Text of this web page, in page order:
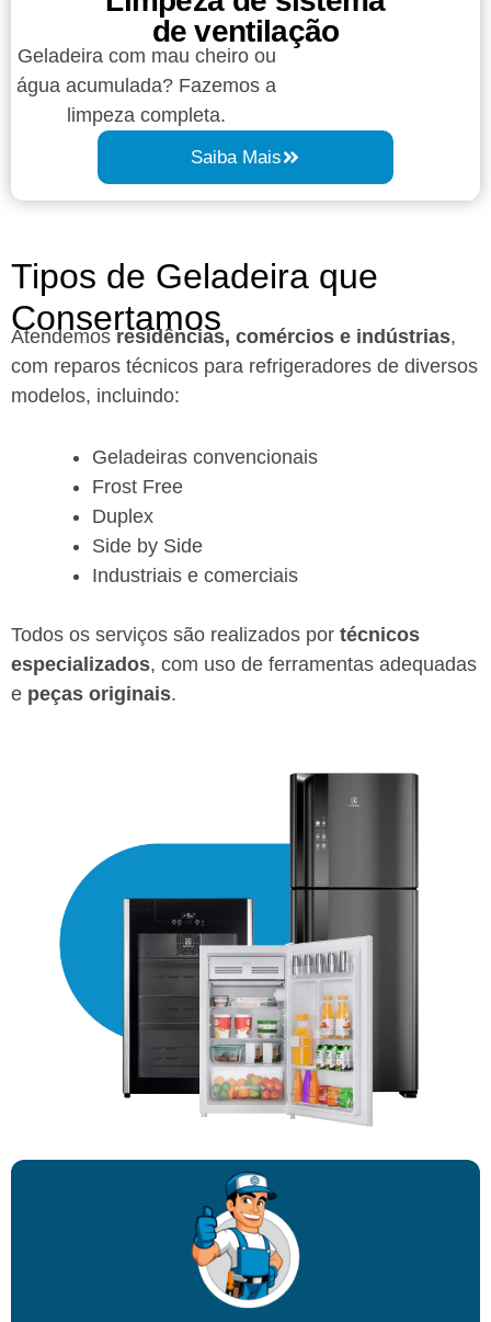
de ventilação
Geladeira com mau cheiro ou
água acumulada? Fazemos a
limpeza completa.
Saiba Mais
Tipos de Geladeira que
Consertamos
Atendemosresidências, comércios e indústrias,
com reparos técnicos para refrigeradores de diversos
modelos, incluindo:
Geladeiras convencionais
Frost Free
Duplex
Side by Side
Industriais e comerciais
Todos os serviços são realizados por técnicos
especializados, com uso de ferramentas adequadas
e peças originais.